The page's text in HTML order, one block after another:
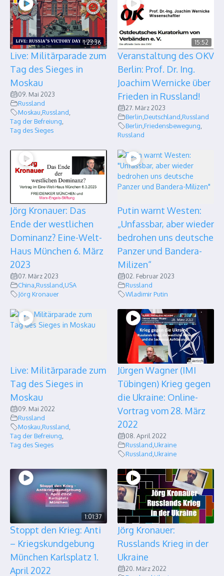
1:23:36
Live: Militärparade zum
Tag des Sieges in
Moskau
09. Mai 2023
Russland
Moskau Russland
Tag der Befreiung
Tag des Sieges
15:52
Veranstaltung des OKV
Berlin: Prof. Dr. Ing.
Joachim Wernicke über
Frieden in Russland!
27. März 2023
Berlin Deutschland Russland
Berlin Friedensbewegung
Russland
Jörg Kronauer: Das
Ende der westlichen
Dominanz? Eine-Welt-
Haus München 6. März
2023
07. März 2023
China,Russland,USA
Jörg Kronauer
Putin warnt Westen:
„Unfassbar, aber wieder
bedrohen uns deutsche
Panzer und Bandera-
Milizen“
02. Februar 2023
Russland
Wladimir Putin
Live: Militärparade zum
Tag des Sieges in
Moskau
09. Mai 2022
Russland
Moskau,Russland,
Tag der Befreiung,
Tag des Sieges
Jürgen Wagner (IMI
Tübingen) Krieg gegen
die Ukraine: Online-
Vortrag vom 28. März
2022
08. April 2022
Russland,Ukraine
Russland,Ukraine
1:01:37
Stoppt den Krieg: Anti
– Kriegskundgebung
München Karlsplatz 1.
April 2022
Jörg Kronauer:
Russlands Krieg in der
Ukraine
20. März 2022